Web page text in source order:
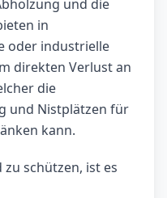
und die
in
oder industrielle
direkten Verlust an
die
und Nistplätzen für
kann.
schützen, ist es